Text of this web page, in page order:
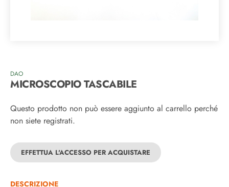
DAO
MICROSCOPIO TASCABILE
Questo prodotto non può essere aggiunto al carrello perché
non siete registrati.
EFFETTUA L'ACCESSO PER ACQUISTARE
DESCRIZIONE